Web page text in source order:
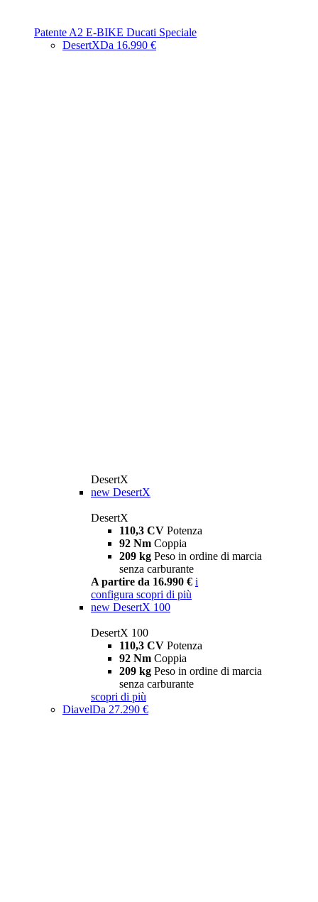
Patente A2 E-BIKE Ducati Speciale
DesertXDa 16.990 €
DesertX
new DesertX
DesertX
110,3 CV Potenza
92 Nm Coppia
209 kg Peso in ordine di marcia
senza carburante
A partire da 16.990 € i
configura scopri di più
new DesertX 100
DesertX 100
110,3 CV Potenza
92 Nm Coppia
209 kg Peso in ordine di marcia
senza carburante
scopri di più
DiavelDa 27.290 €